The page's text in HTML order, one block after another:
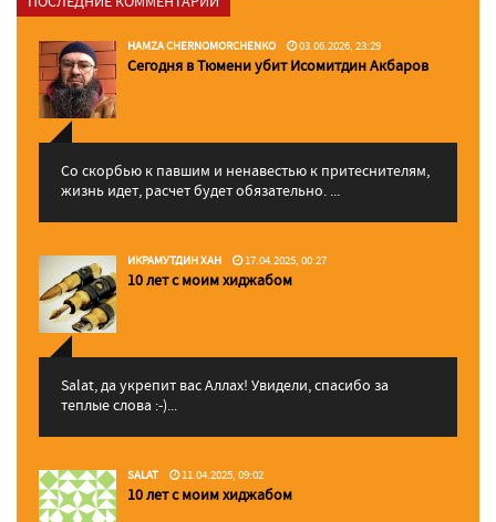
HAMZA CHERNOMORCHENKO 03.06.2026, 23:29
Сегодня в Тюмени убит Исомитдин Акбаров
Со скорбью к павшим и ненавестью к притеснителям,
жизнь идет, расчет будет обязательно. ...
ИКРАМУТДИН ХАН 17.04.2025, 00:27
10 лет с моим хиджабом
Salat, да укрепит вас Аллаx! Увидели, спасибо за
теплые слова :-)...
SALAT 11.04.2025, 09:02
10 лет с моим хиджабом